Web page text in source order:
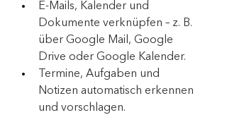
E-Mails, Kalender und
Dokumente verknüpfen – z. B.
über Google Mail, Google
Drive oder Google Kalender.
Termine, Aufgaben und
Notizen automatisch erkennen
und vorschlagen.